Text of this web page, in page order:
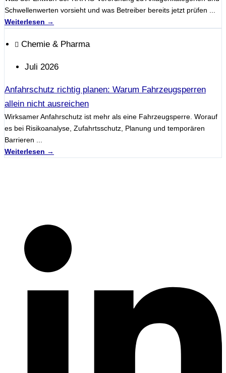
Schwellenwerten vorsieht und was Betreiber bereits jetzt prüfen ...
Weiterlesen →
Chemie & Pharma
Juli 2026
Anfahrschutz richtig planen: Warum Fahrzeugsperren
allein nicht ausreichen
Wirksamer Anfahrschutz ist mehr als eine Fahrzeugsperre. Worauf
es bei Risikoanalyse, Zufahrtsschutz, Planung und temporären
Barrieren ...
Weiterlesen →